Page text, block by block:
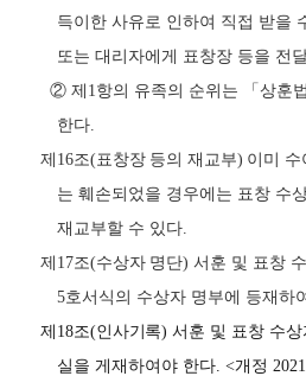
득이한 사유로 인하여 직접 받을
또는 대리자에게 표창장 등을 전
②제 1항의 유족의 순위는 「상훈
한다.
제 16조(표창장 등의 재교부) 이미 수
는 훼손되었을 경우에는 표창 수
재교부할 수 있다.
제 17조(수상자 명단) 서훈 및 표창
5호서식의 수상자 명부에 등재하
제 18조(인사기록) 서훈 및 표창 수
실을 게재하여야 한다. <개정 2021